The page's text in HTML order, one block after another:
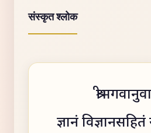
संस्कृत श्लोक
ज्ञानं विज्ञानसहितं